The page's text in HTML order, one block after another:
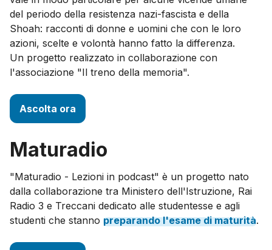
del periodo della resistenza nazi-fascista e della
Shoah: racconti di donne e uomini che con le loro
azioni, scelte e volontà hanno fatto la differenza.
Un progetto realizzato in collaborazione con
l'associazione "Il treno della memoria".
Ascolta ora
Maturadio
"Maturadio - Lezioni in podcast" è un progetto nato
dalla collaborazione tra Ministero dell'Istruzione, Rai
Radio 3 e Treccani dedicato alle studentesse e agli
studenti che stanno preparando l'esame di maturità.